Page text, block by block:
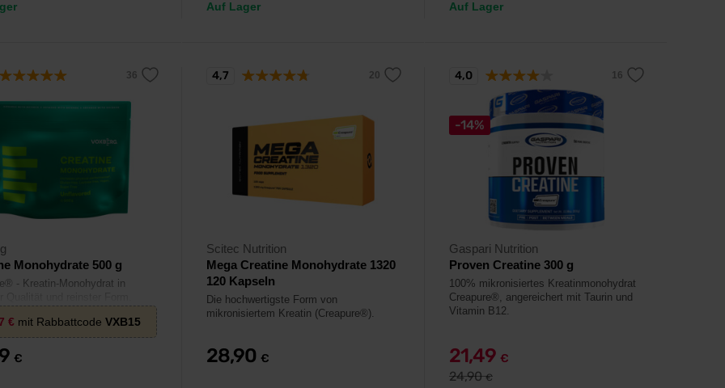
Auf Lager Auf Lager
Monohydrate 500 g
- Kreatin-Monohydrat in
€ mit Rabbattcode VXB15
€
Scitec Nutrition
Mega Creatine Monohydrate 1320
120 Kapseln
Die hochwertigste Form von
mikronisiertem Kreatin (Creapure®).
28,90 €
4,7
-14%
Gaspari Nutrition
Proven Creatine 300 g
100% mikronisiertes Kreatinmonohydrat
Creapure®, angereichert mit Taurin und
Vitamin B12.
21,49 €
24,90€
4,0